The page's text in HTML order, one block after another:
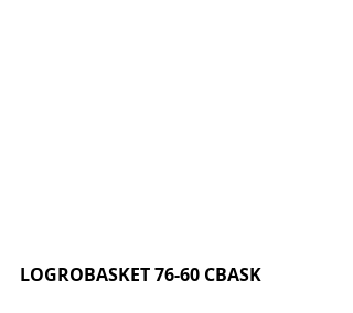
LOGROBASKET 76-60 CBASK